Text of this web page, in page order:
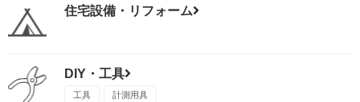
住宅設備・リフォーム
DIY・工具
工具 計測用具